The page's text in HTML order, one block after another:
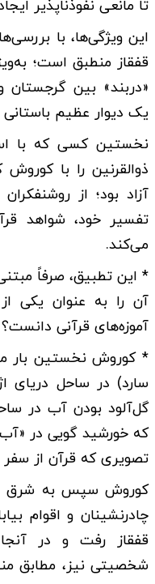
تا مانعی نفوذناپذیر
این ویژگی‌ها، با
قفقاز منطبق است؛
«دربند» بین گرجستان
یک دیوار عظیم باستانی
نخستین کسی که با
ذوالقرنین را با کوروش
آزاد بود؛ از
تفسیر خود، شواهد
می‌کند.
* این تطبیق، صرفاً
آن را به عنوان یکی از
آموزه‌های قرآنی دانست؟
* کوروش نخستین بار
سارد) در ساحل دریای
گل‌آلود بودن آب در
که خورشید گویی در
تصویری که قرآن از سفر
کوروش سپس به شرق
چادرنشینان و اقوام
قفقاز رفت و در
شخصیتی نیز، مطابق